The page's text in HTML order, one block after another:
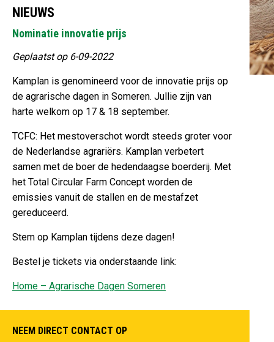
NIEUWS
Nominatie innovatie prijs
Geplaatst op 6-09-2022
Kamplan is genomineerd voor de innovatie prijs op
de agrarische dagen in Someren. Jullie zijn van
harte welkom op 17 & 18 september.
TCFC: Het mestoverschot wordt steeds groter voor
de Nederlandse agrariërs. Kamplan verbetert
samen met de boer de hedendaagse boerderij. Met
het Total Circular Farm Concept worden de
emissies vanuit de stallen en de mestafzet
gereduceerd.
Stem op Kamplan tijdens deze dagen!
Bestel je tickets via onderstaande link:
Home – Agrarische Dagen Someren
NEEM DIRECT CONTACT OP